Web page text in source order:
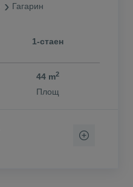
Гагарин
1-стаен
44 m2
Площ